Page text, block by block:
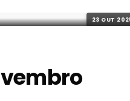
23 OUT